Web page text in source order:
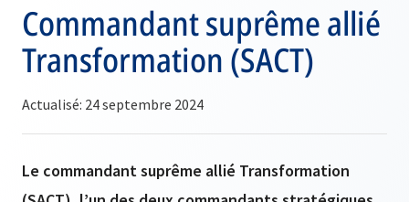
Commandant suprême allié
Transformation (SACT)
Actualisé: 24 septembre 2024
Le commandant suprême allié Transformation